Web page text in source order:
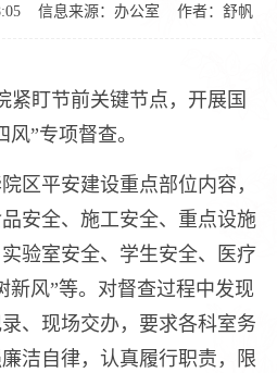
信息来源： 办公室 作者：舒帆
盯节前关键节点，开展国
”专项督查。
平安建设重点部位内容，
安全、施工安全、重点设施
验室安全、学生安全、医疗
新风”等。对督查过程中发现
、现场交办，要求各科室务
洁自律，认真履行职责，限